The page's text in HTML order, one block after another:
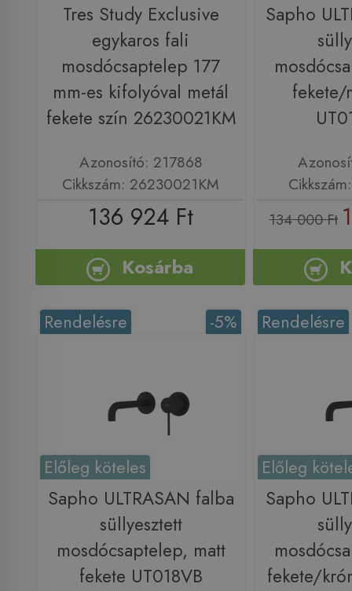
Tres Study Exclusive
egykaros fali
mosdócsaptelep 177
mm-es kifolyóval metál
fekete szín 26230021KM
Azonosító: 217868
Cikkszám: 26230021KM
136 924 Ft
Kosárba
Sapho
fekete/
134 000 Ft
-5%
Rendelésre
Előleg köteles
Sapho ULTRASAN falba
süllyesztett
mosdócsaptelep, matt
fekete UT018VB
Rendelésre
Előleg
Sapho
fekete/